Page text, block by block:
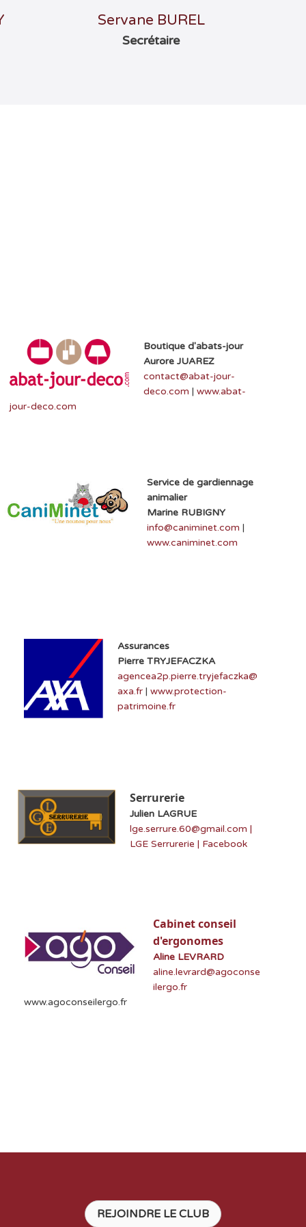
Servane BUREL
Secrétaire
Boutique d'abats-jour
Aurore JUAREZ
contact@abat-jour-
deco.com |www.abat-
jour-deco.com
Service de gardiennage
animalier
Marine RUBIGNY
info@caniminet.com |
www.caniminet.com
Assurances
Pierre TRYJEFACZKA
agencea2p.pierre.tryjefaczka@
axa.fr| www.protection-
patrimoine.fr
Serrurerie
Julien LAGRUE
lge.serrure.60@gmail.com |
LGE Serrurerie | Facebook
Cabinet conseil
d'ergonomes
Aline LEVRARD
aline.levrard@agoconse
ilergo.fr
www.agoconseilergo.fr
REJOINDRE LE CLUB